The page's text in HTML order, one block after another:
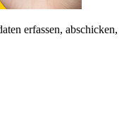
erfassen, abschicken,